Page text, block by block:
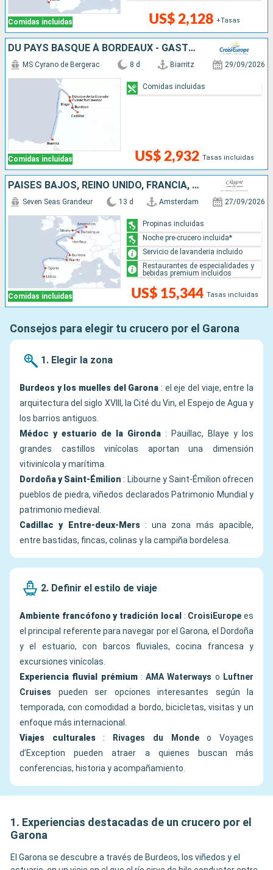
Comidas incluidas US$ 2,128 +Tasas
DU PAYS BASQUE À BORDEAUX - GASTRONOMIE AU PIED DES PYRÉNÉES ET CROISIÈRE DÉCOUVERTE BORDEAUX ET SA RÉGION
Comidas incluidas
MS Cyrano de Bergerac 8 d Biarritz 29/09/2026
US$ 2,932 Tasas incluidas
Comidas incluidas
PAISES BAJOS, REINO UNIDO, FRANCIA, PORTUGAL
Comidas incluidas
Seven Seas Grandeur 13 d Amsterdam 27/09/2026
US$ 15,344 Tasas incluidas
Propinas incluidas
Noche pre-crucero incluida*
Servicio de lavanderia incluido
Restaurantes de especialidades y
bebidas premium incluidos
Consejos para elegir tu crucero por el Garona
1. Elegir la zona
Burdeos y los muelles del Garona : el eje del viaje, entre la
arquitectura del siglo XVIII, la Cité du Vin, el Espejo de Agua y
los barrios antiguos.
Médoc y estuario de la Gironda : Pauillac, Blaye y los
grandes castillos vinícolas aportan una dimensión
vitivinícola y marítima.
Dordoña y Saint-Émilion : Libourne y Saint-Émilion ofrecen
pueblos de piedra, viñedos declarados Patrimonio Mundial y
patrimonio medieval.
Cadillac y Entre-deux-Mers: una zona más apacible,
entre bastidas, fincas, colinas y la campiña bordelesa.
2. Definir el estilo de viaje
Ambiente francófono y tradición local : CroisiEurope es
el principal referente para navegar por el Garona, el Dordoña
y el estuario, con barcos fluviales, cocina francesa y
excursiones vinícolas.
Experiencia fluvial prémium:AMA Waterways o Luftner
Cruises pueden ser opciones interesantes según la
temporada, con comodidad a bordo, bicicletas, visitas y un
enfoque más internacional.
Viajes culturales: Rivages du Mondeo Voyages
d’Exception pueden atraer a quienes buscan más
conferencias, historia y acompañamiento.
1. Experiencias destacadas de un crucero por el
Garona
El Garona se descubre a través de Burdeos, los viñedos y el